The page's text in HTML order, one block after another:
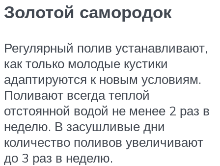
Золотой самородок
Регулярный полив устанавливают,
как только молодые кустики
адаптируются к новым условиям.
Поливают всегда теплой
отстоянной водой не менее 2 раз в
неделю. В засушливые дни
количество поливов увеличивают
до 3 раз в неделю.